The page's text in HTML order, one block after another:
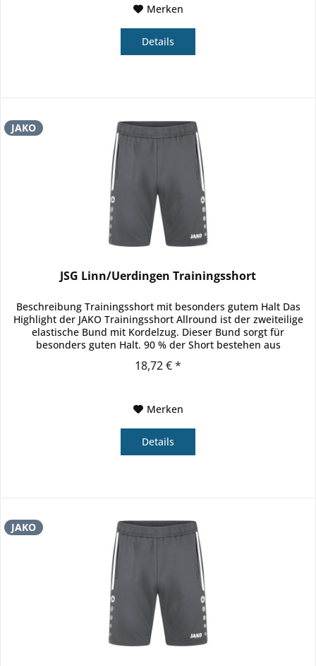
Merken
Details
JAKO
JSG Linn/Uerdingen Trainingsshort
Beschreibung Trainingsshort mit besonders gutem Halt Das
Highlight der JAKO Trainingsshort Allround ist der zweiteilige
elastische Bund mit Kordelzug. Dieser Bund sorgt für
besonders guten Halt. 90 % der Short bestehen aus
18,72 € *
Merken
Details
JAKO